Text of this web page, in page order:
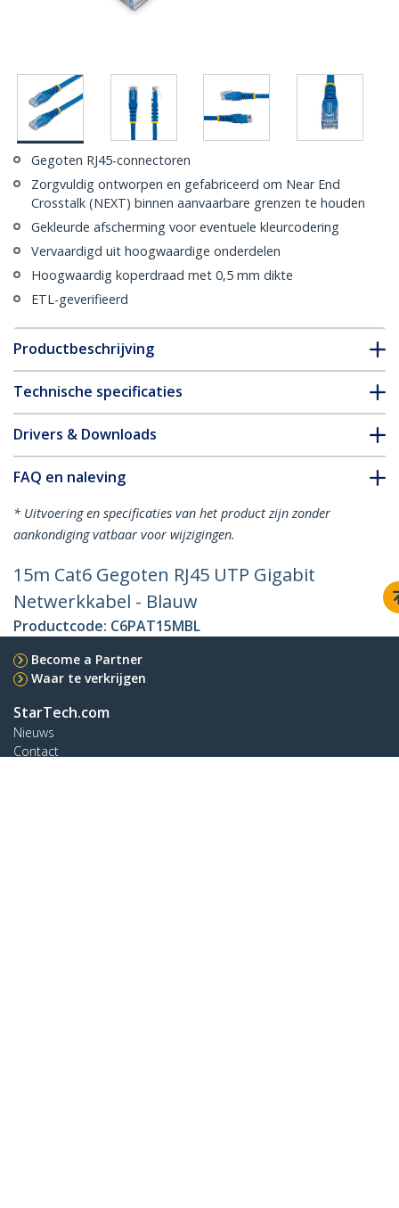
Gegoten RJ45-connectoren
Zorgvuldig ontworpen en gefabriceerd om Near End
Crosstalk (NEXT) binnen aanvaarbare grenzen te houden
Gekleurde afscherming voor eventuele kleurcodering
Vervaardigd uit hoogwaardige onderdelen
Hoogwaardig koperdraad met 0,5 mm dikte
ETL-geverifieerd
Productbeschrijving
Technische specificaties
Drivers & Downloads
FAQ en naleving
* Uitvoering en specificaties van het product zijn zonder
aankondiging vatbaar voor wijzigingen.
15m Cat6 Gegoten RJ45 UTP Gigabit
Netwerkkabel - Blauw
Productcode: C6PAT15MBL
Become a Partner
Waar te verkrijgen
StarTech.com
Nieuws
Contact